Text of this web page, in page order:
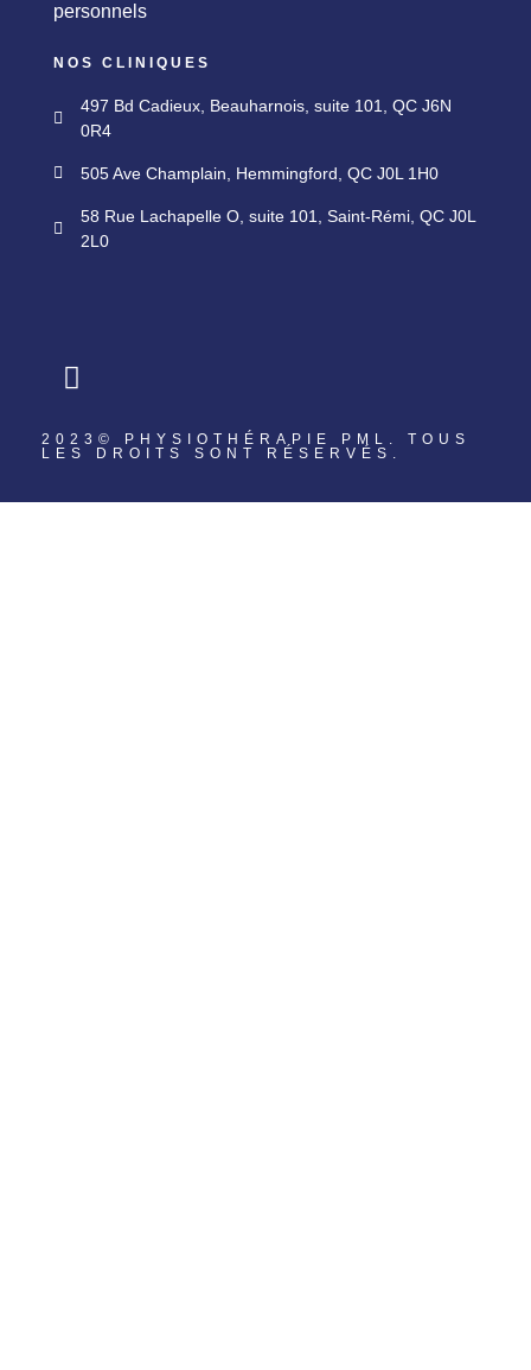
personnels
NOS CLINIQUES
497 Bd Cadieux, Beauharnois, suite 101, QC J6N
0R4
505 Ave Champlain, Hemmingford, QC J0L 1H0
58 Rue Lachapelle O, suite 101, Saint-Rémi, QC J0L
2L0
2023© PHYSIOTHÉRAPIE PML. TOUS
LES DROITS SONT RÉSERVÉS.